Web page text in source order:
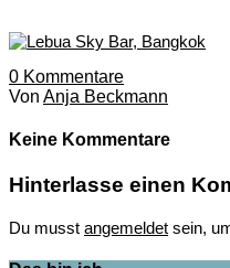
0 Kommentare
Von Anja Beckmann
Keine Kommentare
Hinterlasse einen
Du musst angemeldet sein,